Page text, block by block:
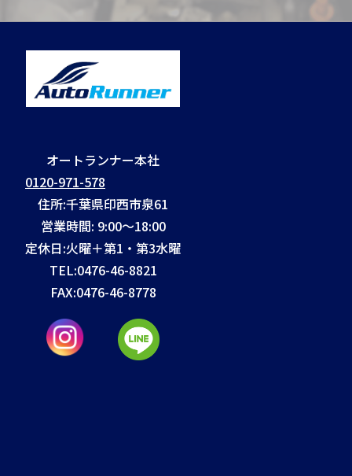
オートランナー本社
0120-971-578
住所:千葉県印西市泉61
営業時間: 9:00～18:00
定休日:火曜＋第1・第3水曜
TEL:0476-46-8821
FAX:0476-46-8778